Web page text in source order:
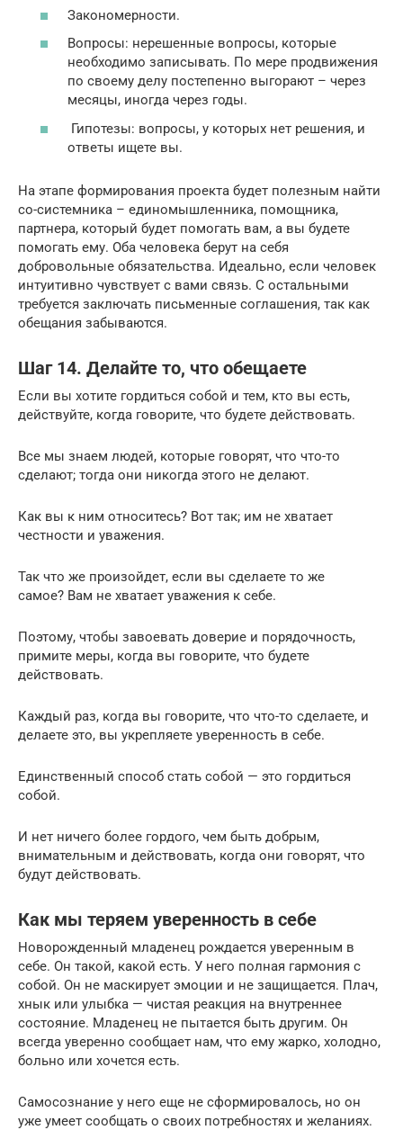
Закономерности.
Вопросы: нерешенные вопросы, которые
необходимо записывать. По мере продвижения
по своему делу постепенно выгорают – через
месяцы, иногда через годы.
Гипотезы: вопросы, у которых нет решения, и
ответы ищете вы.
На этапе формирования проекта будет полезным найти
со-системника – единомышленника, помощника,
партнера, который будет помогать вам, а вы будете
помогать ему. Оба человека берут на себя
добровольные обязательства. Идеально, если человек
интуитивно чувствует с вами связь. С остальными
требуется заключать письменные соглашения, так как
обещания забываются.
Шаг 14. Делайте то, что обещаете
Если вы хотите гордиться собой и тем, кто вы есть,
действуйте, когда говорите, что будете действовать.
Все мы знаем людей, которые говорят, что что-то
сделают; тогда они никогда этого не делают.
Как вы к ним относитесь? Вот так; им не хватает
честности и уважения.
Так что же произойдет, если вы сделаете то же
самое? Вам не хватает уважения к себе.
Поэтому, чтобы завоевать доверие и порядочность,
примите меры, когда вы говорите, что будете
действовать.
Каждый раз, когда вы говорите, что что-то сделаете, и
делаете это, вы укрепляете уверенность в себе.
Единственный способ стать собой — это гордиться
собой.
И нет ничего более гордого, чем быть добрым,
внимательным и действовать, когда они говорят, что
будут действовать.
Как мы теряем уверенность в себе
Новорожденный младенец рождается уверенным в
себе. Он такой, какой есть. У него полная гармония с
собой. Он не маскирует эмоции и не защищается. Плач,
хнык или улыбка — чистая реакция на внутреннее
состояние. Младенец не пытается быть другим. Он
всегда уверенно сообщает нам, что ему жарко, холодно,
больно или хочется есть.
Самосознание у него еще не сформировалось, но он
уже умеет сообщать о своих потребностях и желаниях.